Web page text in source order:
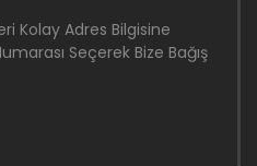
Kolay Adres Bilgisine
Seçerek Bize Bağış